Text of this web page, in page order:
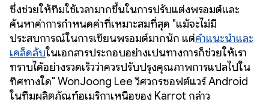
ซึ่งช่วยให้ทีมใช้เวลามากขึ้นในการปรับแต่งพรอมต์และ
ค้นหาค่าการกำหนดค่าที่เหมาะสมที่สุด "แม้จะไม่มี
ประสบการณ์ในการเขียนพรอมต์มากนัก แต่คำแนะนำและ
เคล็ดลับในเอกสารประกอบอย่างเป็นทางการก็ช่วยให้เรา
ทราบได้อย่างรวดเร็วว่าควรปรับปรุงคุณภาพการแปลไปใน
ทิศทางใด" WonJoong Lee วิศวกรซอฟต์แวร์ Android
ในทีมผลิตภัณฑ์อเมริกาเหนือของ Karrot กล่าว